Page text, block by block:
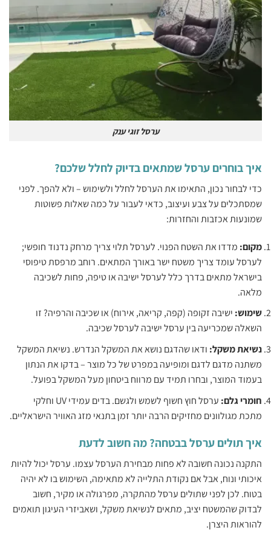
ערסל זוגי ענק
איך בוחרים ערסל שמתאים בדיוק לחלל שלכם?
‏כדי לבחור נכון, התאימו את הערסל לחלל ולשימוש – ולא להפך. ‏‏לפני
שמסתכלים על צבע ועיצוב, כדאי לעבור על כמה שאלות פשוטות
שמונעות אכזבות והחזרות:‏
‏מקום: ‏ ‏מדדו את השטח הפנוי. לערסל תלוי צריך מרחק נדנוד חופשי;
לערסל עומד צריך משטח ישר באורך המתאים. רוחב מרפסת טיפוסי
בישראל מתאים בדרך כלל לערסל ישיבה או טיפה, פחות לשכיבה
מלאה.‏
‏שימוש: ‏ ‏ישיבה זקופה (קפה, קריאה, אירוח) או שכיבה והרפיה? זו
השאלה שמכריעה בין ערסל ישיבה לערסל שכיבה.‏
‏נשיאת משקל: ‏ ‏ודאו שהדגם נושא את המשקל הנדרש. נשיאת המשקל
משתנה מדגם לדגם ומופיעה במפרט של כל מוצר – בדקו את הנתון
בעמוד המוצר, ובחרו תמיד עם מרווח ביטחון מעל המשקל בפועל.‏
‏חומרי גלם: ‏
‏ערסל חוץ חשוף לשמש ולגשם. בדים עמידי UV וחלקי
מתכת מגולוונים מחזיקים הרבה יותר זמן בתנאי מזג האוויר הישראליים.‏
איך תולים ערסל בבטחה? מה חשוב לדעת
‏התקנה נכונה חשובה לא פחות מבחירת הערסל עצמו. ערסל יכול להיות
איכותי ונוח, אבל אם נקודת התלייה לא מתאימה, השימוש בו לא יהיה
בטוח. לכן לפני שתולים ערסל מהתקרה, מפרגולה או מקיר, חשוב
לבדוק שהמשטח יציב, מתאים לנשיאת משקל, ושאביזרי העיגון תואמים
להוראות היצרן.